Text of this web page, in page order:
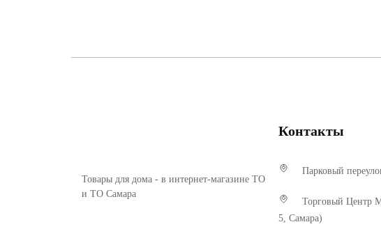
Товары для дома - в интернет-магазине ТО
и ТО Самара
Контакты
Парковый
Торговый Центр
5, Самара)